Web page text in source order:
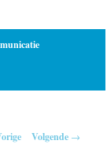
Volgende →